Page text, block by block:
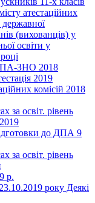
атестаційних
(вихованців) у
освіти у
ДПА-ЗНО 2018
2019
комісій 2018
за освіт. рівень
до ДПА 9
за освіт. рівень
р.
року Деякі